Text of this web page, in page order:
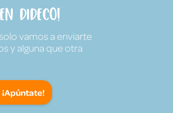
Dideco!
vamos a enviarte
y alguna que otra
¡Apúntate!